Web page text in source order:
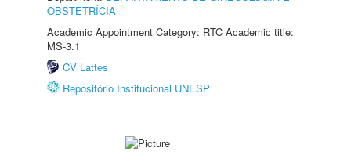
OBSTETRÍCIA
Academic Appointment Category: RTC Academic title:
MS-3.1
CV Lattes
Repositório Institucional UNESP